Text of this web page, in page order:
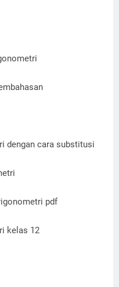
dengan cara substitusi
pdf
kelas 12